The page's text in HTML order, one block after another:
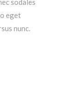
sodales
eget
nunc.